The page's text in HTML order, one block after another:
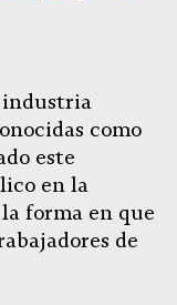
industria
como
este
en la
forma en que
de